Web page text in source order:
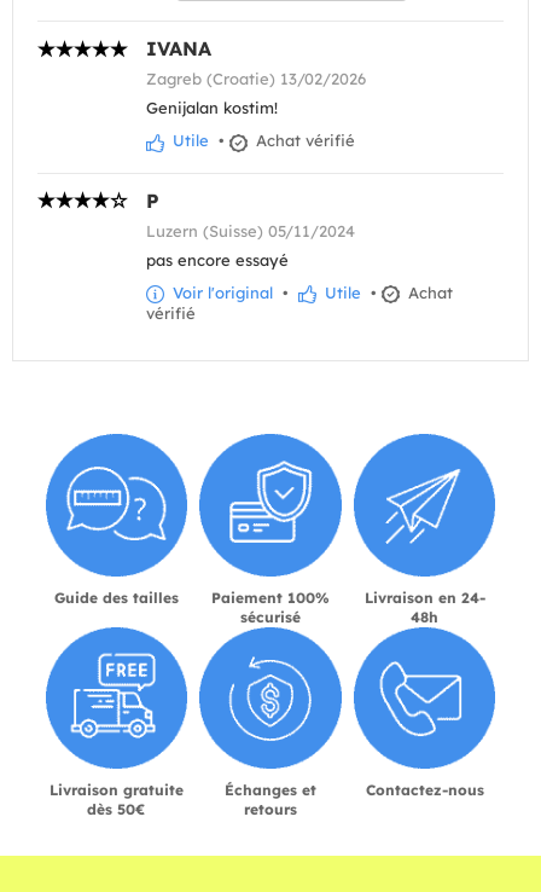
IVANA
Zagreb (Croatie) 13/02/2026
Genijalan kostim!
Utile • Achat vérifié
P
Luzern (Suisse) 05/11/2024
pas encore essayé
Voir l'original • Utile •
Achat
vérifié
Guide des tailles
Paiement 100%
sécurisé
Livraison en 24-
48h
Livraison gratuite
dès 50€
Échanges et
retours
Contactez-nous